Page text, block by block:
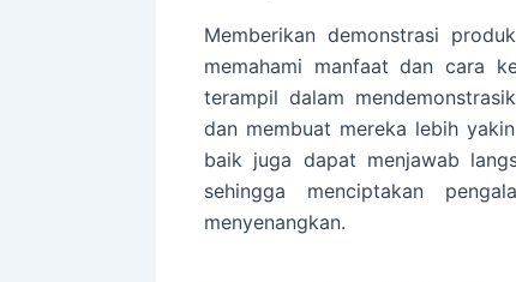
Memberikan demonstrasi
memahami manfaat dan cara
terampil dalam
dan membuat mereka lebih
baik juga dapat menjawab
sehingga menciptakan
menyenangkan.